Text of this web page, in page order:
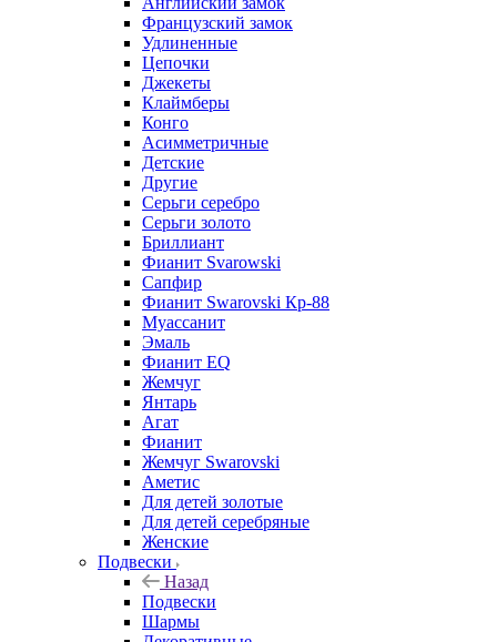
Французский замок
Удлиненные
Цепочки
Джекеты
Клаймберы
Конго
Асимметричные
Детские
Другие
Серьги серебро
Серьги золото
Бриллиант
Фианит Svarowski
Сапфир
Фианит Swarovski Кр-88
Муассанит
Эмаль
Фианит EQ
Жемчуг
Янтарь
Агат
Фианит
Жемчуг Swarovski
Аметис
Для детей золотые
Для детей серебряные
Женские
Подвески
Назад
Подвески
Шармы